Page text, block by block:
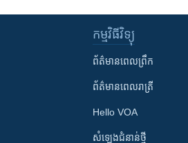
កម្មវិធី​វិទ្យុ
ព័ត៌មាន​ពេល​ព្រឹក
ព័ត៌មាន​​ពេល​រាត្រី
Hello VOA
សំឡេង​ជំនាន់​ថ្មី